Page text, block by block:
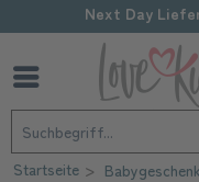
Next Day
Startseite